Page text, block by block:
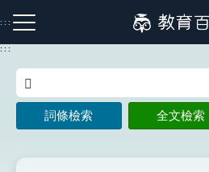
到
主
:::
注音索引圖示 筆畫索引圖示
:::
詞條檢索 全文檢索